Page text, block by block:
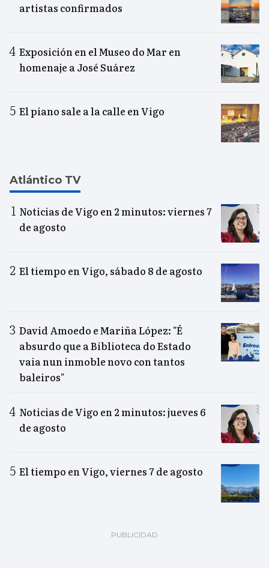
artistas confirmados
Exposición en el Museo do Mar en
homenaje a José Suárez
El piano sale a la calle en Vigo
Atlántico TV
Noticias de Vigo en 2 minutos: viernes 7
de agosto
El tiempo en Vigo, sábado 8 de agosto
David Amoedo e Mariña López: "É
absurdo que a Biblioteca do Estado
vaia nun inmoble novo con tantos
baleiros"
Noticias de Vigo en 2 minutos: jueves 6
de agosto
El tiempo en Vigo, viernes 7 de agosto